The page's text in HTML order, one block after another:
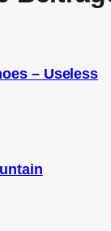
– Useless